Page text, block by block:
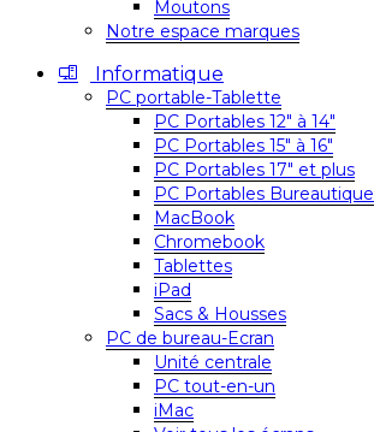
Moutons
Notre espace marques
Informatique
PC portable-Tablette
PC Portables 12″ à 14″
PC Portables 15″ à 16″
PC Portables 17″ et plus
PC Portables Bureautique
MacBook
Chromebook
Tablettes
iPad
Sacs & Housses
PC de bureau-Ecran
Unité centrale
PC tout-en-un
iMac